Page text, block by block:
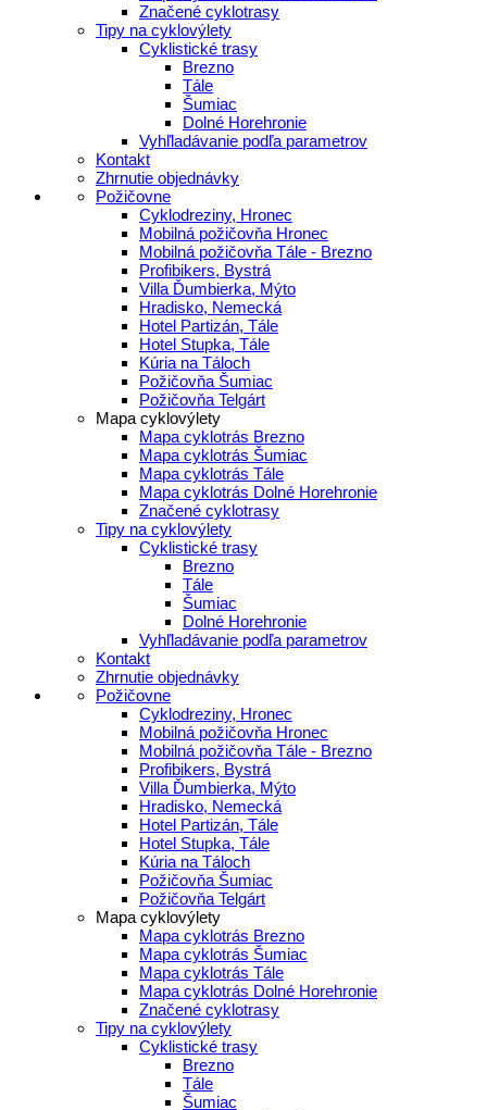
Značené cyklotrasy
Tipy na cyklovýlety
Cyklistické trasy
Brezno
Tále
Šumiac
Dolné Horehronie
Vyhľladávanie podľa parametrov
Kontakt
Zhrnutie objednávky
Požičovne
Cyklodreziny, Hronec
Mobilná požičovňa Hronec
Mobilná požičovňa Tále - Brezno
Profibikers, Bystrá
Villa Ďumbierka, Mýto
Hradisko, Nemecká
Hotel Partizán, Tále
Hotel Stupka, Tále
Kúria na Táloch
Požičovňa Šumiac
Požičovňa Telgárt
Mapa cyklovýlety
Mapa cyklotrás Brezno
Mapa cyklotrás Šumiac
Mapa cyklotrás Tále
Mapa cyklotrás Dolné Horehronie
Značené cyklotrasy
Tipy na cyklovýlety
Cyklistické trasy
Brezno
Tále
Šumiac
Dolné Horehronie
Vyhľladávanie podľa parametrov
Kontakt
Zhrnutie objednávky
Požičovne
Cyklodreziny, Hronec
Mobilná požičovňa Hronec
Mobilná požičovňa Tále - Brezno
Profibikers, Bystrá
Villa Ďumbierka, Mýto
Hradisko, Nemecká
Hotel Partizán, Tále
Hotel Stupka, Tále
Kúria na Táloch
Požičovňa Šumiac
Požičovňa Telgárt
Mapa cyklovýlety
Mapa cyklotrás Brezno
Mapa cyklotrás Šumiac
Mapa cyklotrás Tále
Mapa cyklotrás Dolné Horehronie
Značené cyklotrasy
Tipy na cyklovýlety
Cyklistické trasy
Brezno
Tále
Šumiac